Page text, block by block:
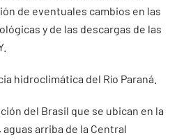
de eventuales cambios en las
y de las descargas de las
hidroclimática del Río Paraná.
del Brasil que se ubican en la
arriba de la Central